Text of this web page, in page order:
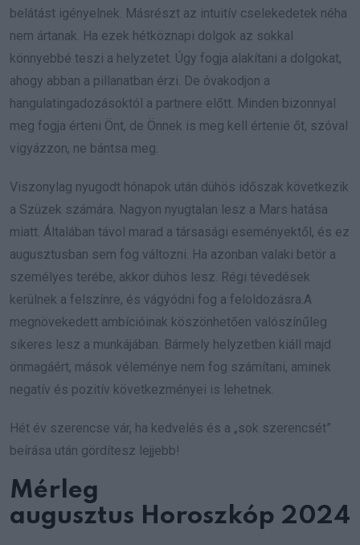
belátást igényelnek. Másrészt az intuitív cselekedetek néha
nem ártanak. Ha ezek hétköznapi dolgok az sokkal
könnyebbé teszi a helyzetet. Úgy fogja alakítani a dolgokat,
ahogy abban a pillanatban érzi. De óvakodjon a
hangulatingadozásoktól a partnere előtt. Minden bizonnyal
meg fogja érteni Önt, de Önnek is meg kell értenie őt, szóval
vigyázzon, ne bántsa meg.
Viszonylag nyugodt hónapok után dühös időszak következik
a Szüzek számára. Nagyon nyugtalan lesz a Mars hatása
miatt. Általában távol marad a társasági eseményektől, és ez
augusztusban sem fog változni. Ha azonban valaki betör a
személyes terébe, akkor dühös lesz. Régi tévedések
kerülnek a felszínre, és vágyódni fog a feloldozásra.A
megnövekedett ambícióinak köszönhetően valószínűleg
sikeres lesz a munkájában. Bármely helyzetben kiáll majd
önmagáért, mások véleménye nem fog számítani, aminek
negatív és pozitív következményei is lehetnek.
Hét év szerencse vár, ha kedvelés és a „sok szerencsét”
beírása után gördítesz lejjebb!
Mérleg
augusztus Horoszkóp 2024